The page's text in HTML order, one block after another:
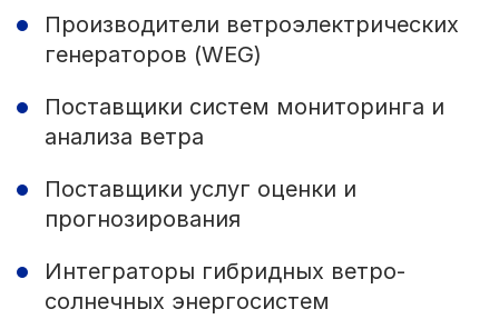
Производители ветроэлектрических
генераторов (WEG)
Поставщики систем мониторинга и
анализа ветра
Поставщики услуг оценки и
прогнозирования
Интеграторы гибридных ветро-
солнечных энергосистем